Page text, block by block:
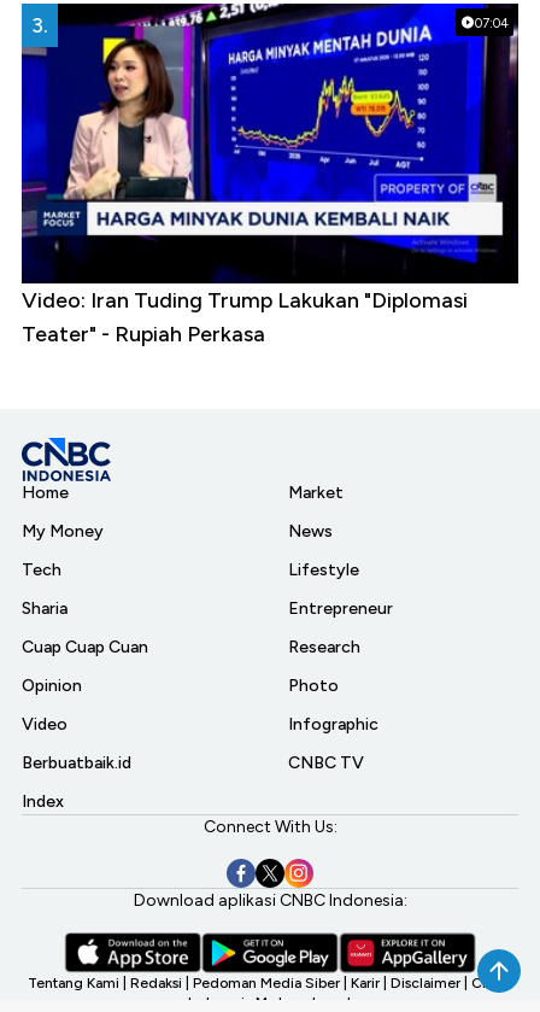
07:04
3.
Video: Iran Tuding Trump Lakukan "Diplomasi
Teater" - Rupiah Perkasa
Home
My Money
Tech
Sharia
Cuap Cuap Cuan
Opinion
Video
Berbuatbaik.id
Index
Market
News
Lifestyle
Entrepreneur
Research
Photo
Infographic
CNBC TV
Connect With Us:
Download aplikasi CNBC Indonesia:
Tentang Kami Redaksi Pedoman Media Siber Karir Disclaimer CNBC
Indonesia My Investment